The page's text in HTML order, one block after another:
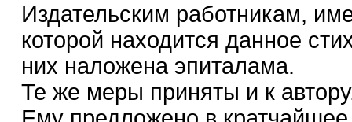
Издательским работникам,
которой находится данное
них наложена эпиталама.
Те же меры приняты и к